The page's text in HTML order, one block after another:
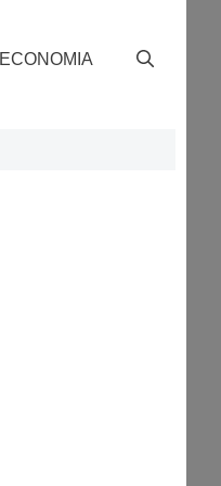
ECONOMIA